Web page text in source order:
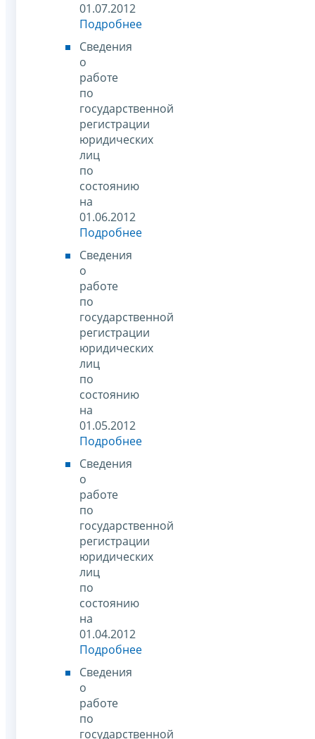
01.07.2012
Подробнее
Сведения
о
работе
по
государственной
регистрации
юридических
лиц
по
состоянию
на
01.06.2012
Подробнее
Сведения
о
работе
по
государственной
регистрации
юридических
лиц
по
состоянию
на
01.05.2012
Подробнее
Сведения
о
работе
по
государственной
регистрации
юридических
лиц
по
состоянию
на
01.04.2012
Подробнее
Сведения
о
работе
по
государственной